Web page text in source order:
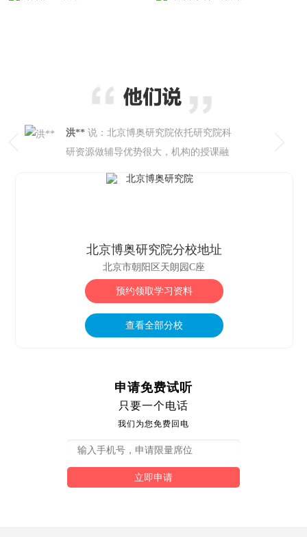
洪**说：北京博奥研究院依托研究院科
研资源做辅导优势很大，机构的授课融
入真实项目案例，内容落地实用，督学
说：孩子是零基础过来学习AI财税
解惑，慢慢建立起学习自信。
完善，老师也不会盲目赶进度，会因材
施教，不管是应试提升还是专业进修，
选择这里都很稳妥，很推荐。
说：身边不少同学都在北京博奥研
究院辅导，这里的课程干货充足，没有
多余水课，而且老师经验丰富，擅长抓
高频考点，学习氛围浓厚，互相带动进
步，整体辅导效果远超预期。
说：北京博奥研究院老师耐心又负
责，课前梳理框架、课后巩固复盘，依
托研究院资源补充前沿知识，不只应付
说：报名北京博奥研究院没选错，
模拟查漏补缺，原本晦涩的专业内容，
跟着学慢慢就吃透了。
北京博奥研究院分校地址
北京市朝阳区天朗园C座
预约领取学习资料
查看全部分校
申请免费试听
只要一个电话
我们为您免费回电
立即申请